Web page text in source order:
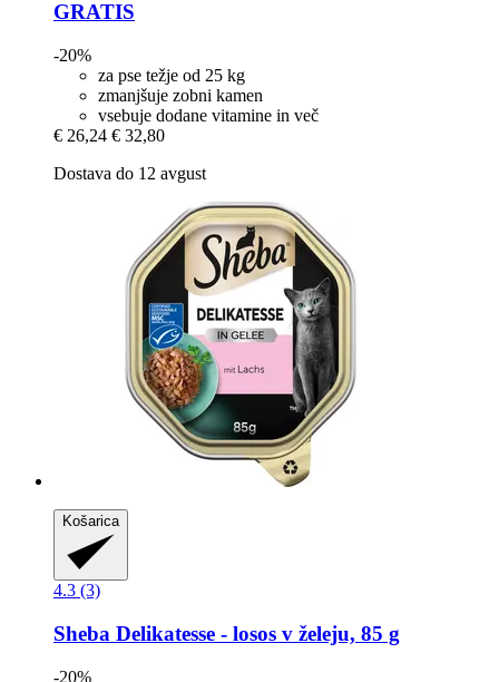
GRATIS
-20%
za pse težje od 25 kg
zmanjšuje zobni kamen
vsebuje dodane vitamine in več
€ 26,24 € 32,80
Dostava do 12 avgust
Košarica
4.3 (3)
Sheba Delikatesse -​ losos v želeju, 85 g
-20%